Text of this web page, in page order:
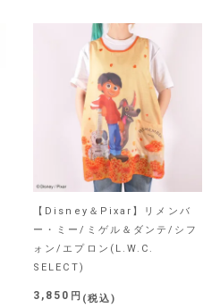
【Disney＆Pixar】リメンバ
ー・ミー/ミゲル＆ダンテ/シフ
ォン/エプロン(L.W.C.
SELECT)
3,850 税込